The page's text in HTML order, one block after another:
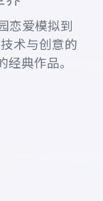
恋爱模拟到
术与创意的
典作品。